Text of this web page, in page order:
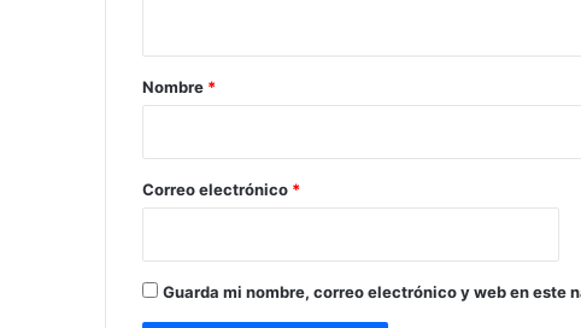
r
*
Nombre *
Correo electrónico *
Guarda mi nombre, correo electrónico y web en este